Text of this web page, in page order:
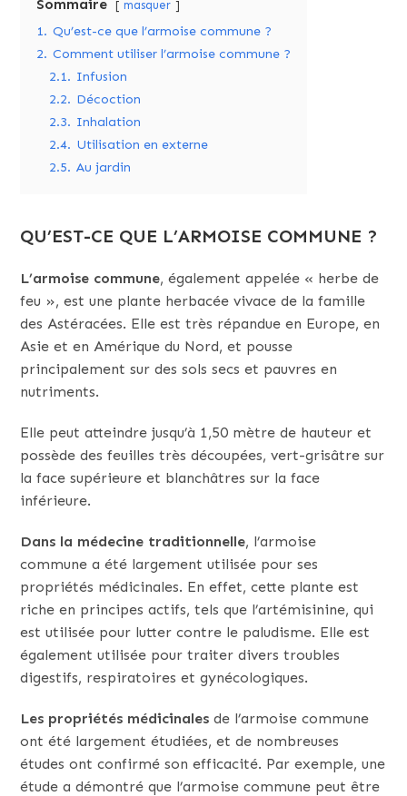
Sommaire masquer
1. Qu’est-ce que l’armoise commune ?
2. Comment utiliser l’armoise commune ?
2.1. Infusion
2.2. Décoction
2.3. Inhalation
2.4. Utilisation en externe
2.5. Au jardin
QU’EST-CE QUE L’ARMOISE COMMUNE ?
L’armoise commune, également appelée « herbe de
feu », est une plante herbacée vivace de la famille
des Astéracées. Elle est très répandue en Europe, en
Asie et en Amérique du Nord, et pousse
principalement sur des sols secs et pauvres en
nutriments.
Elle peut atteindre jusqu’à 1,50 mètre de hauteur et
possède des feuilles très découpées, vert-grisâtre sur
la face supérieure et blanchâtres sur la face
inférieure.
Dans la médecine traditionnelle, l’armoise
commune a été largement utilisée pour ses
propriétés médicinales. En effet, cette plante est
riche en principes actifs, tels que l’artémisinine, qui
est utilisée pour lutter contre le paludisme. Elle est
également utilisée pour traiter divers troubles
digestifs, respiratoires et gynécologiques.
Les propriétés médicinales de l’armoise commune
ont été largement étudiées, et de nombreuses
études ont confirmé son efficacité. Par exemple, une
étude a démontré que l’armoise commune peut être